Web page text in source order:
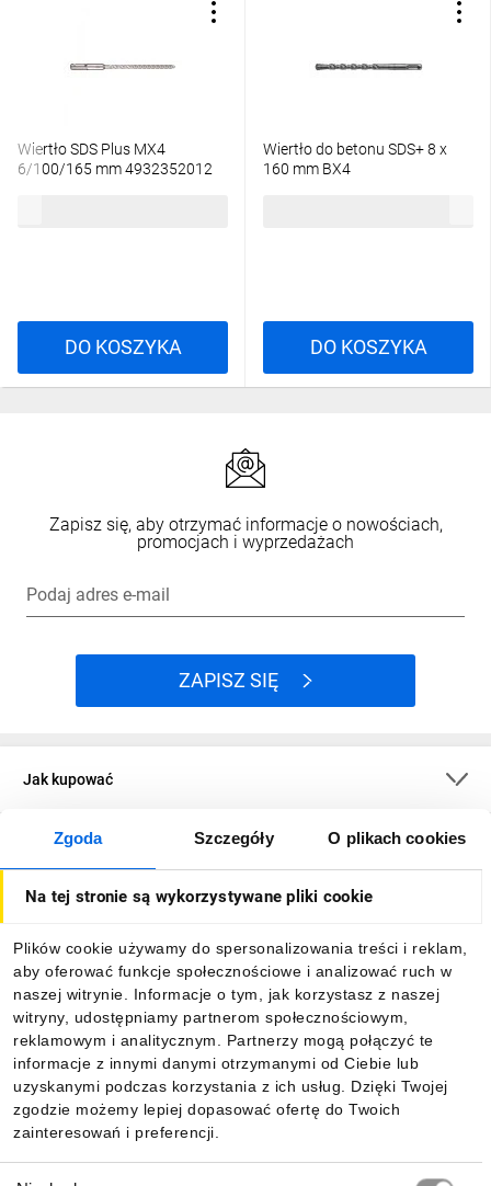
Zgoda Szczegóły O plikach cookies
Na tej stronie są wykorzystywane pliki cookie
Plików cookie używamy do spersonalizowania treści i reklam,
aby oferować funkcje społecznościowe i analizować ruch w
naszej witrynie. Informacje o tym, jak korzystasz z naszej
witryny, udostępniamy partnerom społecznościowym,
reklamowym i analitycznym. Partnerzy mogą połączyć te
informacje z innymi danymi otrzymanymi od Ciebie lub
uzyskanymi podczas korzystania z ich usług. Dzięki Twojej
zgodzie możemy lepiej dopasować ofertę do Twoich
zainteresowań i preferencji.
Wiertło SDS Plus MX4
6/100/165 mm 4932352012
DO KOSZYKA
Wiertło do betonu SDS+ 8 x
160 mm BX4
DO KOSZYKA
Zapisz się, aby otrzymać informacje o nowościach,
promocjach i wyprzedażach
Podaj adres e-mail
ZAPISZ SIĘ
Jak kupować
O firmie
Informacje
Pobierz naszą aplikację mobilną: